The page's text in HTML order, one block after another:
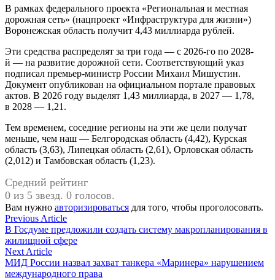
В рамках федерального проекта «Региональная и местная
дорожная сеть» (нацпроект «Инфраструктура для жизни»)
Воронежская область получит 4,43 миллиарда рублей.
Эти средства распределят за три года — с 2026-го по 2028-
й — на развитие дорожной сети. Соответствующий указ
подписал премьер-министр России Михаил Мишустин.
Документ опубликован на официальном портале правовых
актов. В 2026 году выделят 1,43 миллиарда, в 2027 — 1,78,
в 2028 — 1,21.
Тем временем, соседние регионы на эти же цели получат
меньше, чем наш — Белгородская область (4,42), Курская
область (3,63), Липецкая область (2,61), Орловская область
(2,012) и Тамбовская область (1,23).
Средний рейтинг
0 из 5 звезд. 0 голосов.
Вам нужно авторизироваться для того, чтобы проголосовать.
Навигация
по
записям
Previous ArticlePrevious
article:
В Госдуме предложили создать систему макропланирования в
жилищной сфере
Next ArticleNext
article:
МИД России назвал захват танкера «Маринера» нарушением
международного права